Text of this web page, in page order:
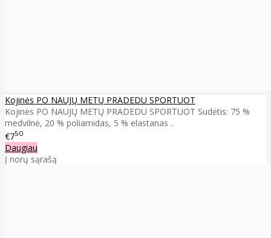
Kojinės PO NAUJŲ METŲ PRADEDU SPORTUOT
Kojinės PO NAUJŲ METŲ PRADEDU SPORTUOT Sudėtis: 75 %
medvilnė, 20 % poliamidas, 5 % elastanas ..
€750
Daugiau
Į norų sąrašą